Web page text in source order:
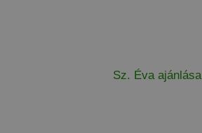
Sz. Éva ajánlása